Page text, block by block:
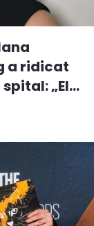
a ridicat
„El